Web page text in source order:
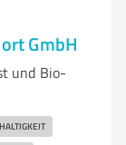
GmbH
und Bio-